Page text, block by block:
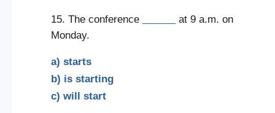
15. The conference
at 9 a.m. on
Monday.
a) starts
b) is starting
c) will start